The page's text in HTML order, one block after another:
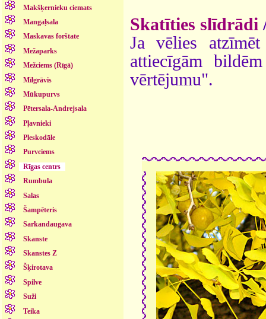
Makšķernieku ciemats
Mangaļsala
Maskavas forštate
Mežaparks
Mežciems (Rīgā)
Mīlgrāvis
Mūkupurvs
Pētersala-Andrejsala
Pļavnieki
Pleskodāle
Purvciems
Rīgas centrs
Rumbula
Salas
Šampēteris
Sarkandaugava
Skanste
Skanstes Z
Šķirotava
Spilve
Suži
Teika
Skatīties slīdrādi
Ja vēlies
attiecīgām
vērtējumu".